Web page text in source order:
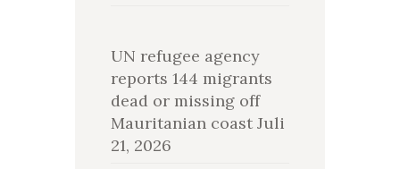
UN refugee agency
reports 144 migrants
dead or missing off
Mauritanian coast Juli
21, 2026